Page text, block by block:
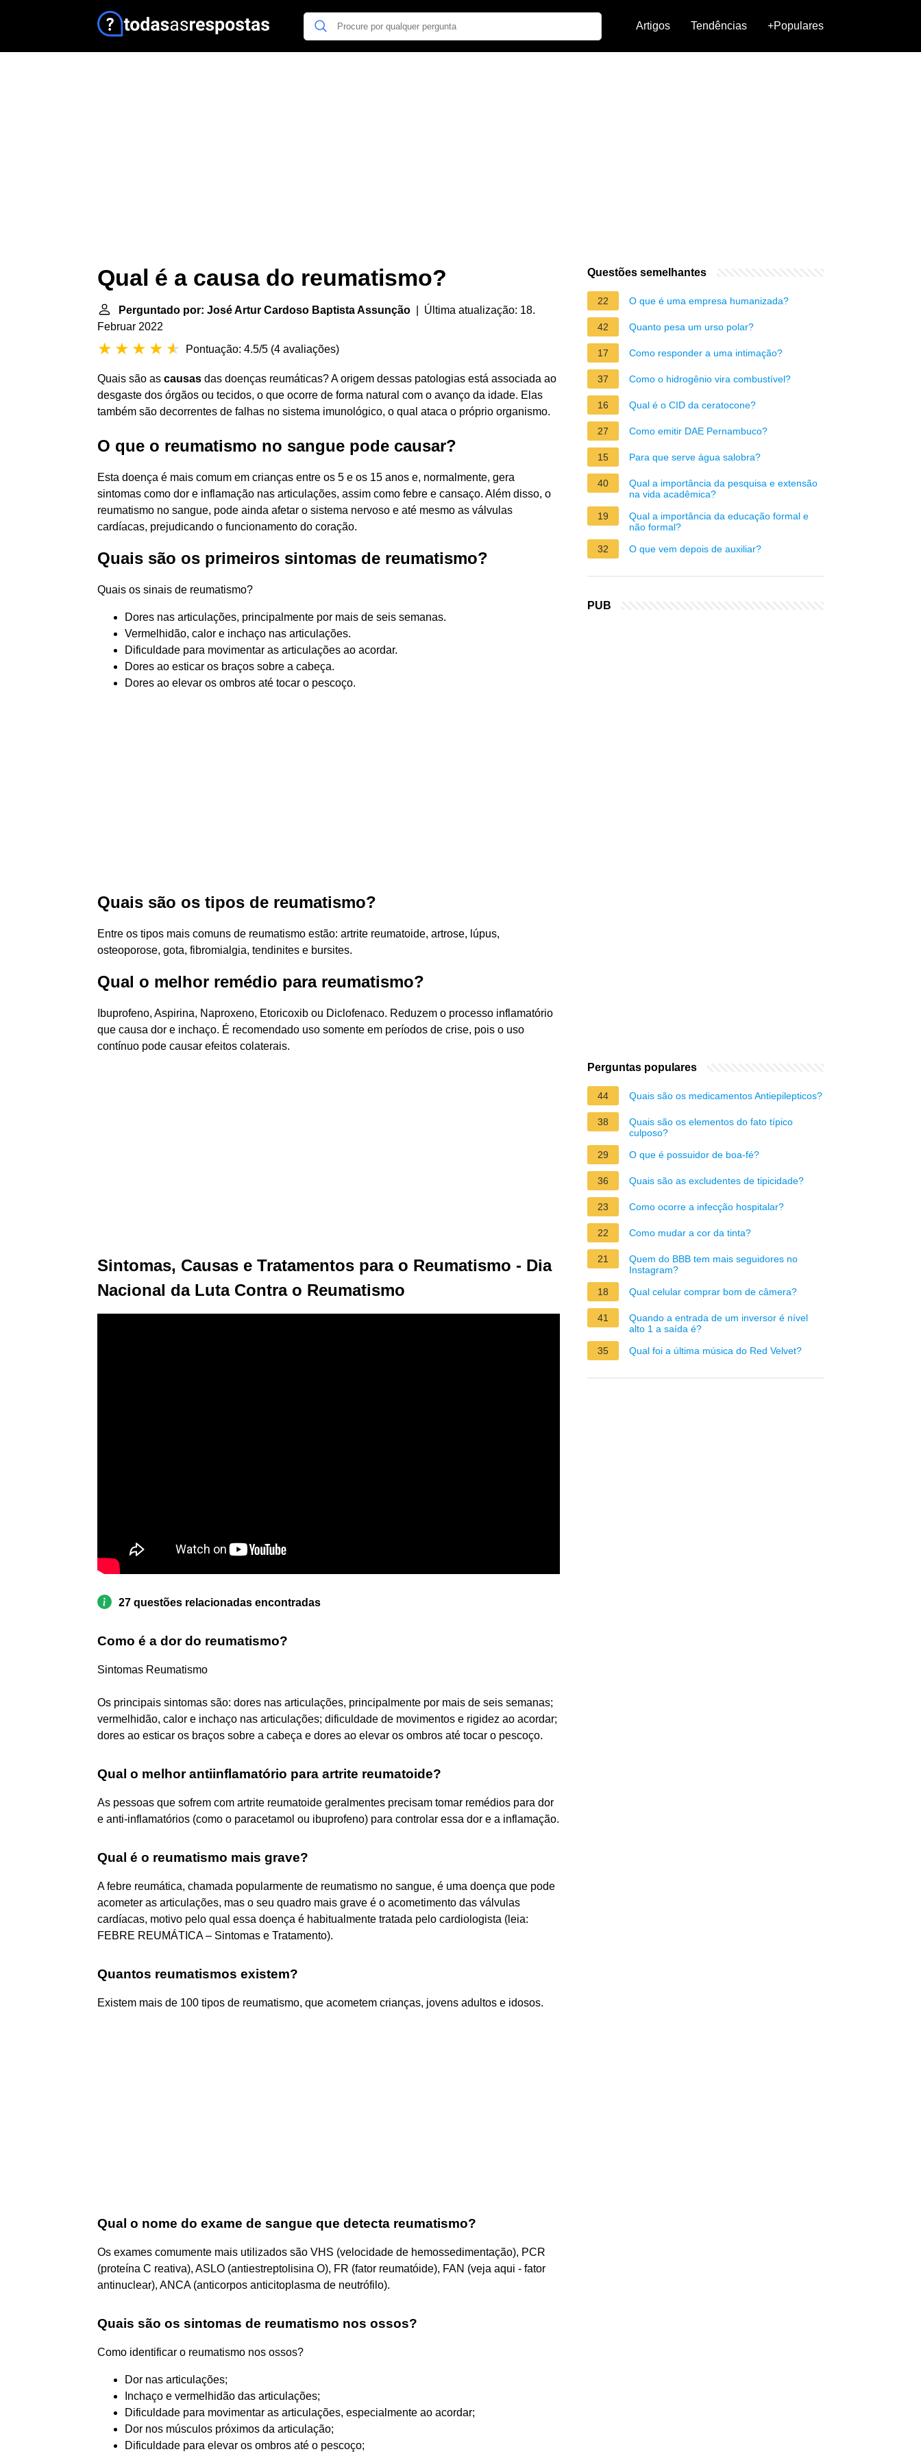
Artigos Tendências +Populares
Qual é a causa do reumatismo?
Perguntado por: José Artur Cardoso Baptista Assunção | Última atualização: 18.
Februar 2022
Pontuação: 4.5/5 (4 avaliações)
Quais são as causas das doenças reumáticas? A origem dessas patologias está associada ao
desgaste dos órgãos ou tecidos, o que ocorre de forma natural com o avanço da idade. Elas
também são decorrentes de falhas no sistema imunológico, o qual ataca o próprio organismo.
O que o reumatismo no sangue pode causar?
Esta doença é mais comum em crianças entre os 5 e os 15 anos e, normalmente, gera
sintomas como dor e inflamação nas articulações, assim como febre e cansaço. Além disso, o
reumatismo no sangue, pode ainda afetar o sistema nervoso e até mesmo as válvulas
cardíacas, prejudicando o funcionamento do coração.
Quais são os primeiros sintomas de reumatismo?
Quais os sinais de reumatismo?
Dores nas articulações, principalmente por mais de seis semanas.
Vermelhidão, calor e inchaço nas articulações.
Dificuldade para movimentar as articulações ao acordar.
Dores ao esticar os braços sobre a cabeça.
Dores ao elevar os ombros até tocar o pescoço.
Quais são os tipos de reumatismo?
Entre os tipos mais comuns de reumatismo estão: artrite reumatoide, artrose, lúpus,
osteoporose, gota, fibromialgia, tendinites e bursites.
Qual o melhor remédio para reumatismo?
Ibuprofeno, Aspirina, Naproxeno, Etoricoxib ou Diclofenaco. Reduzem o processo inflamatório
que causa dor e inchaço. É recomendado uso somente em períodos de crise, pois o uso
contínuo pode causar efeitos colaterais.
Sintomas, Causas e Tratamentos para o Reumatismo - Dia
Nacional da Luta Contra o Reumatismo
27 questões relacionadas encontradas
Como é a dor do reumatismo?
Sintomas Reumatismo
Os principais sintomas são: dores nas articulações, principalmente por mais de seis semanas;
vermelhidão, calor e inchaço nas articulações; dificuldade de movimentos e rigidez ao acordar;
dores ao esticar os braços sobre a cabeça e dores ao elevar os ombros até tocar o pescoço.
Qual o melhor antiinflamatório para artrite reumatoide?
As pessoas que sofrem com artrite reumatoide geralmentes precisam tomar remédios para dor
e anti-inflamatórios (como o paracetamol ou ibuprofeno) para controlar essa dor e a inflamação.
Qual é o reumatismo mais grave?
A febre reumática, chamada popularmente de reumatismo no sangue, é uma doença que pode
acometer as articulações, mas o seu quadro mais grave é o acometimento das válvulas
cardíacas, motivo pelo qual essa doença é habitualmente tratada pelo cardiologista (leia:
FEBRE REUMÁTICA – Sintomas e Tratamento).
Quantos reumatismos existem?
Existem mais de 100 tipos de reumatismo, que acometem crianças, jovens adultos e idosos.
Qual o nome do exame de sangue que detecta reumatismo?
Os exames comumente mais utilizados são VHS (velocidade de hemossedimentação), PCR
(proteína C reativa), ASLO (antiestreptolisina O), FR (fator reumatóide), FAN (veja aqui - fator
antinuclear), ANCA (anticorpos anticitoplasma de neutrófilo).
Quais são os sintomas de reumatismo nos ossos?
Como identificar o reumatismo nos ossos?
Dor nas articulações;
Inchaço e vermelhidão das articulações;
Dificuldade para movimentar as articulações, especialmente ao acordar;
Dor nos músculos próximos da articulação;
Dificuldade para elevar os ombros até o pescoço;
Questões semelhantes
22 O que é uma empresa humanizada?
42 Quanto pesa um urso polar?
17 Como responder a uma intimação?
37 Como o hidrogênio vira combustível?
16 Qual é o CID da ceratocone?
27 Como emitir DAE Pernambuco?
15 Para que serve água salobra?
40
Qual a importância da pesquisa e extensão
na vida acadêmica?
19
Qual a importância da educação formal e
não formal?
32
O que vem depois de auxiliar?
PUB
Perguntas populares
44 Quais são os medicamentos Antiepilepticos?
38
Quais são os elementos do fato típico
culposo?
29
O que é possuidor de boa-fé?
36 Quais são as excludentes de tipicidade?
23 Como ocorre a infecção hospitalar?
22 Como mudar a cor da tinta?
21
Quem do BBB tem mais seguidores no
Instagram?
18
Qual celular comprar bom de câmera?
41
Quando a entrada de um inversor é nível
alto 1 a saída é?
35
Qual foi a última música do Red Velvet?